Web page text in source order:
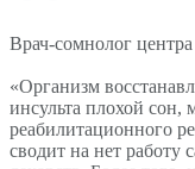
Врач-сомнолог
«Организм
инсульта плохой сон,
реабилитационного
сводит на нет работу